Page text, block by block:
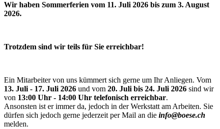
Wir haben Sommerferien vom 11. Juli 2026 bis zum 3. August
2026.
Trotzdem sind wir teils für Sie erreichbar!
Ein Mitarbeiter von uns kümmert sich gerne um Ihr Anliegen. Vom
13. Juli - 17. Juli 2026 und vom 20. Juli bis 24. Juli 2026 sind wir
von 13:00 Uhr - 14:00 Uhr telefonisch erreichbar.
Ansonsten ist er immer da, jedoch in der Werkstatt am Arbeiten. Sie
dürfen sich jedoch gerne jederzeit per Mail an die info@boese.ch
melden.